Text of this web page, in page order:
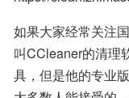
如果大家经常关注
叫CCleaner的清理
具，但是他的专业